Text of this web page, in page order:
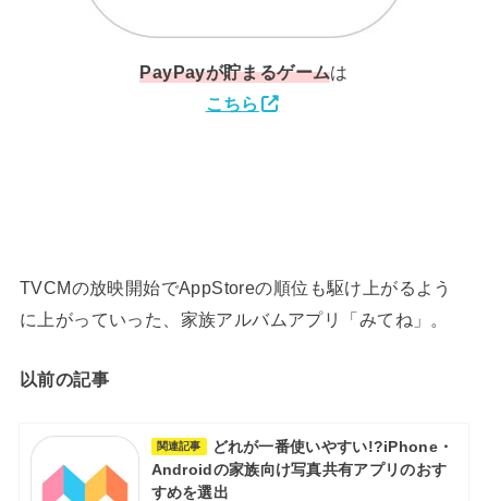
PayPayが貯まるゲームは
こちら
TVCMの放映開始でAppStoreの順位も駆け上がるよう
に上がっていった、家族アルバムアプリ「みてね」。
以前の記事
関連記事
どれが一番使いやすい!?iPhone・
Androidの家族向け写真共有アプリのおす
すめを選出